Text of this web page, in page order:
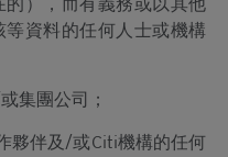
資料的任何人士或機構
集團公司；
夥伴及/或Citi機構的任何